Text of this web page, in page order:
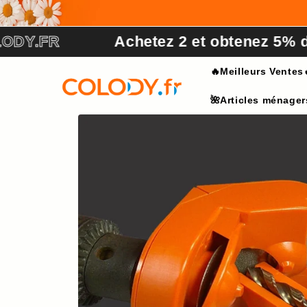
et
passer
au
contenu
Achetez 2 et obtenez 5% de
🔥Meilleurs
🌺Articles
Passer aux